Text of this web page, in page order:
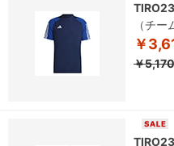
（チー
￥
￥5,170